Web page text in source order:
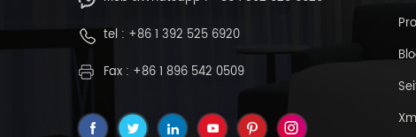
tel : +86 1 392 525 6920
Fax : +86 1 896 542 0509